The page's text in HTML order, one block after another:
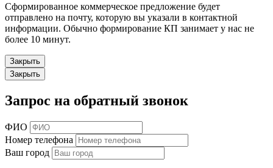
Сформированное коммерческое предложение будет
отправлено на почту, которую вы указали в контактной
информации. Обычно формирование КП занимает у нас не
более 10 минут.
Закрыть
Закрыть
Запрос на обратный звонок
ФИО
Номер телефона
Ваш город